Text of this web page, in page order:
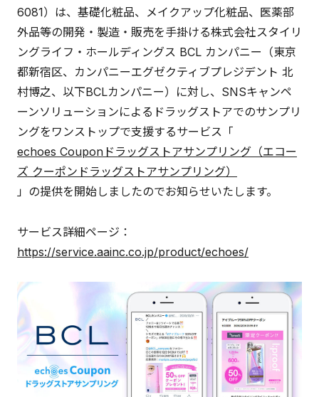
6081）は、基礎化粧品、メイクアップ化粧品、医薬部
外品等の開発・製造・販売を手掛ける株式会社スタイリ
ングライフ・ホールディングス BCL カンパニー（東京
都新宿区、カンパニーエグゼクティブプレジデント 北
村博之、以下BCLカンパニー）に対し、SNSキャンペ
ーンソリューションによるドラッグストアでのサンプリ
ングをワンストップで支援するサービス「
echoes Couponドラッグストアサンプリング（エコー
ズ クーポンドラッグストアサンプリング）
」の提供を開始しましたのでお知らせいたします。
サービス詳細ページ：
https://service.aainc.co.jp/product/echoes/